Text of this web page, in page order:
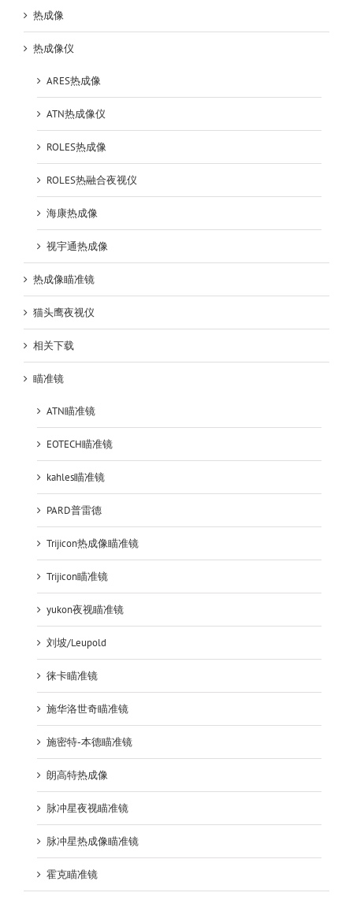
热成像
热成像仪
ARES热成像
ATN热成像仪
ROLES热成像
ROLES热融合夜视仪
海康热成像
视宇通热成像
热成像瞄准镜
猫头鹰夜视仪
相关下载
瞄准镜
ATN瞄准镜
EOTECH瞄准镜
kahles瞄准镜
PARD普雷德
Trijicon热成像瞄准镜
Trijicon瞄准镜
yukon夜视瞄准镜
刘坡/Leupold
徕卡瞄准镜
施华洛世奇瞄准镜
施密特-本德瞄准镜
朗高特热成像
脉冲星夜视瞄准镜
脉冲星热成像瞄准镜
霍克瞄准镜